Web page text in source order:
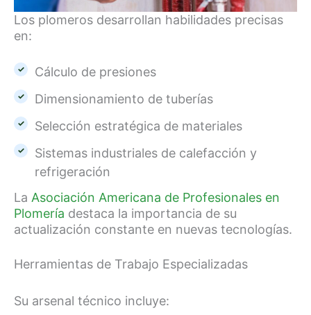
Los plomeros desarrollan habilidades precisas
en:
Cálculo de presiones
Dimensionamiento de tuberías
Selección estratégica de materiales
Sistemas industriales de calefacción y
refrigeración
La Asociación Americana de Profesionales en
Plomería destaca la importancia de su
actualización constante en nuevas tecnologías.
Herramientas de Trabajo Especializadas
Su arsenal técnico incluye: